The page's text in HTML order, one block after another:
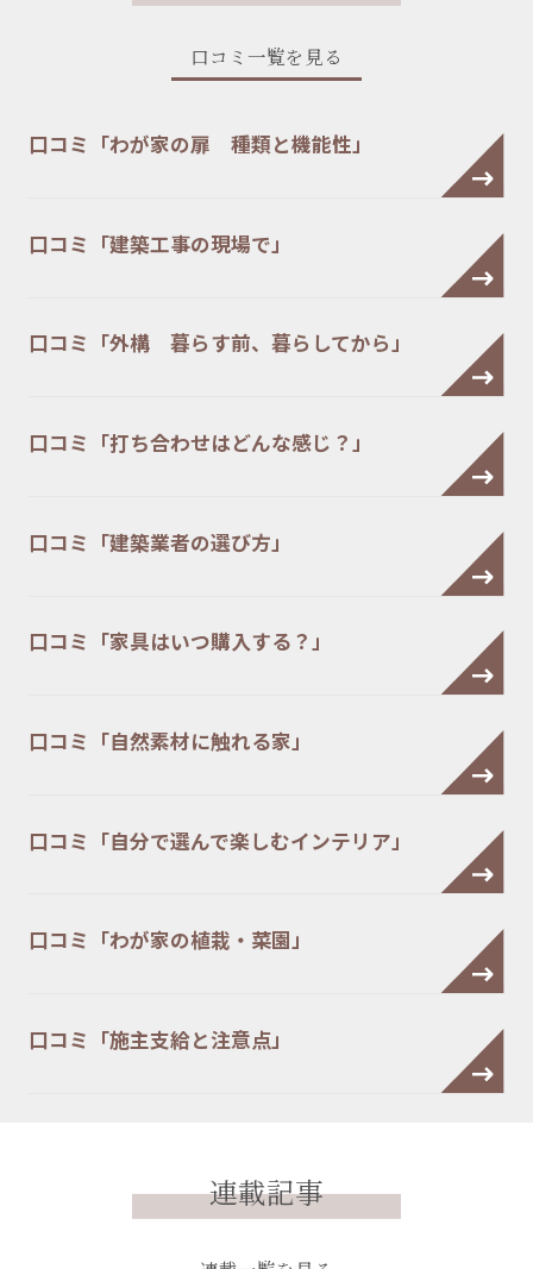
口コミ一覧を見る
口コミ「わが家の扉 種類と機能性」
口コミ「建築工事の現場で」
口コミ「外構 暮らす前、暮らしてから」
口コミ「打ち合わせはどんな感じ？」
口コミ「建築業者の選び方」
口コミ「家具はいつ購入する？」
口コミ「自然素材に触れる家」
口コミ「自分で選んで楽しむインテリア」
口コミ「わが家の植栽・菜園」
口コミ「施主支給と注意点」
連載記事